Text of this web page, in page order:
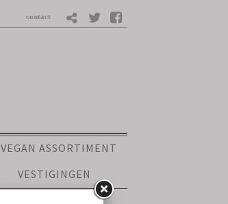
VEGAN ASSORTIMENT
VESTIGINGEN